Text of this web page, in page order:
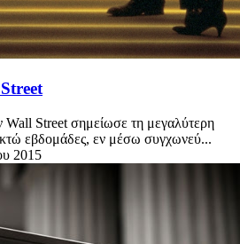
Wall Street σημείωσε τη μεγαλύτερη
εβδομάδες, εν μέσω συγχωνεύ...
2015